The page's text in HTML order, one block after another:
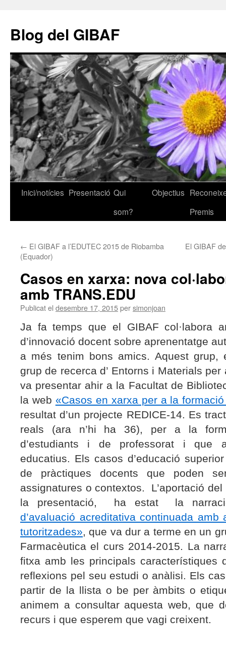
contingut
Blog del GIBAF
Inici/notícies Presentació Qui
som?
Objectius
Premis
← El GIBAF a l’EDUTEC 2015 de Riobamba
(Equador)
El GIBAF
Casos en xarxa: nova
amb TRANS.EDU
Publicat el desembre 17, 2015persimonjoan
Ja fa temps que el GIBAF col·labora
d’innovació docent sobre aprenentatge
a més tenim bons amics. Aquest grup,
grup de recerca d’ Entorns i Materials per
va presentar ahir a la Facultat de
la web «Casos en xarxa per a la
resultat d’un projecte REDICE-14. Es
reals (ara n’hi ha 36), per a la
d’estudiants i de professorat i que
educatius. Els casos d’educació
de pràctiques docents que poden
assignatures o contextos.
L’aportació
la presentació,
ha estat
la
d’avaluació acreditativa continuada amb
tutoritzades», que va dur a terme en un
Farmacèutica el curs 2014-2015. La
fitxa amb les principals característiques
reflexions pel seu estudi o anàlisi. Els
partir de la llista o be per àmbits o
animem a consultar aquesta web, que
recurs i que esperem que vagi creixent.